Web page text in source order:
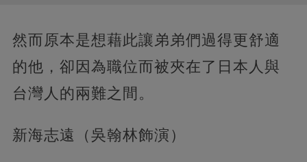
然而原本是想藉此讓弟弟們過得更舒適
的他，卻因為職位而被夾在了日本人與
台灣人的兩難之間。
新海志遠（吳翰林飾演）